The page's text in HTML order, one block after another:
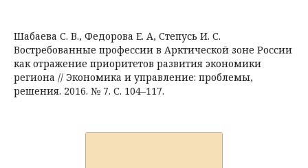
Шабаева С. В., Федорова Е. А, Степусь И. С.
Востребованные профессии в Арктической зоне России
как отражение приоритетов развития экономики
региона // Экономика и управление: проблемы,
решения. 2016. № 7. С. 104–117.